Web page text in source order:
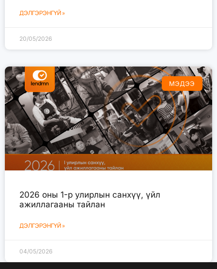
ДЭЛГЭРЭНГҮЙ »
20/05/2026
МЭДЭЭ
2026 оны 1-р улирлын санхүү, үйл
ажиллагааны тайлан
ДЭЛГЭРЭНГҮЙ »
04/05/2026